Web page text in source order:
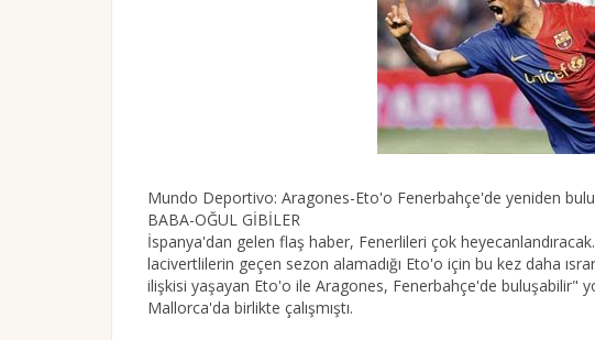
Mundo Deportivo: Aragones-Eto'o Fenerbahçe'de yeniden
BABA-OĞUL GİBİLER
İspanya'dan gelen flaş haber, Fenerlileri çok
lacivertlilerin geçen sezon alamadığı Eto'o için bu kez daha
ilişkisi yaşayan Eto'o ile Aragones, Fenerbahçe'de buluşabilir"
Mallorca'da birlikte çalışmıştı.